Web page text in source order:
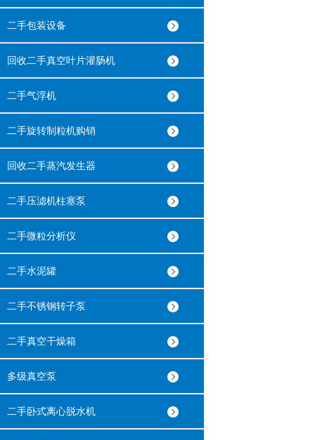
二手包装设备
回收二手真空叶片灌肠机
二手气浮机
二手旋转制粒机购销
回收二手蒸汽发生器
二手压滤机柱塞泵
二手微粒分析仪
二手水泥罐
二手不锈钢转子泵
二手真空干燥箱
多级真空泵
二手卧式离心脱水机